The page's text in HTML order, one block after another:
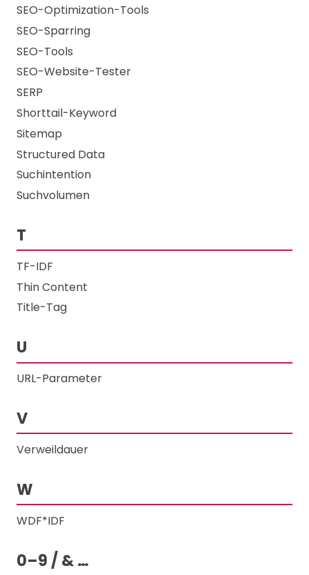
SEO-Optimization-Tools
SEO-Sparring
SEO-Tools
SEO-Website-Tester
SERP
Shorttail-Keyword
Sitemap
Structured Data
Suchintention
Suchvolumen
T
TF-IDF
Thin Content
Title-Tag
U
URL-Parameter
V
Verweildauer
W
WDF*IDF
0–9 / & …